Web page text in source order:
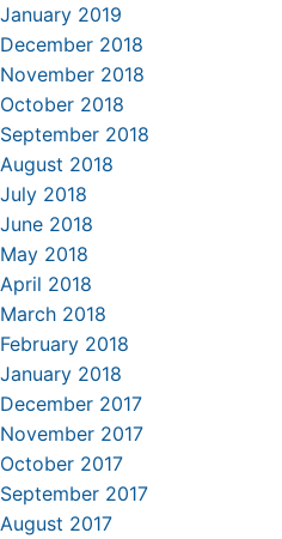
January 2019
December 2018
November 2018
October 2018
September 2018
August 2018
July 2018
June 2018
May 2018
April 2018
March 2018
February 2018
January 2018
December 2017
November 2017
October 2017
September 2017
August 2017